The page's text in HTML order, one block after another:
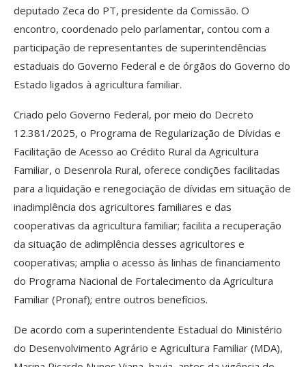
deputado Zeca do PT, presidente da Comissão. O
encontro, coordenado pelo parlamentar, contou com a
participação de representantes de superintendências
estaduais do Governo Federal e de órgãos do Governo do
Estado ligados à agricultura familiar.
Criado pelo Governo Federal, por meio do Decreto
12.381/2025, o Programa de Regularização de Dívidas e
Facilitação de Acesso ao Crédito Rural da Agricultura
Familiar, o Desenrola Rural, oferece condições facilitadas
para a liquidação e renegociação de dívidas em situação de
inadimplência dos agricultores familiares e das
cooperativas da agricultura familiar; facilita a recuperação
da situação de adimplência desses agricultores e
cooperativas; amplia o acesso às linhas de financiamento
do Programa Nacional de Fortalecimento da Agricultura
Familiar (Pronaf); entre outros benefícios.
De acordo com a superintendente Estadual do Ministério
do Desenvolvimento Agrário e Agricultura Familiar (MDA),